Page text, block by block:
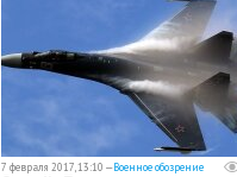
7 февраля 2017, 13:10 —Военное обозрение